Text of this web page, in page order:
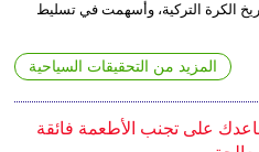
الكرة التركية، وأسهمت في تسليط
المزيد من التحقيقات السياحية
على تجنب الأطعمة فائقة